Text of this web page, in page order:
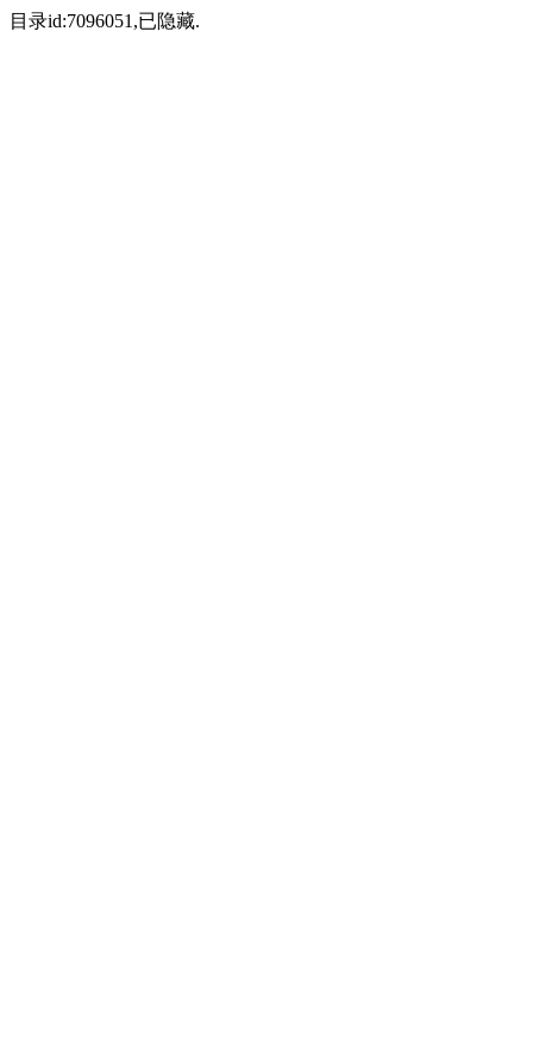
目录id:7096051,已隐藏.